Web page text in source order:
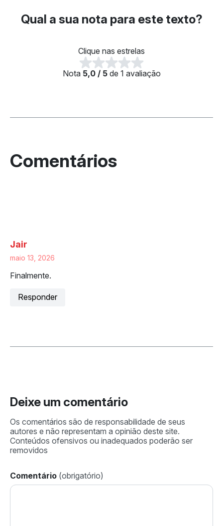
Qual a sua nota para este texto?
Clique nas estrelas
Nota 5,0 / 5de 1 avaliação
Jair
maio 13, 2026
Finalmente.
Responder
Deixe um comentário
Comentário